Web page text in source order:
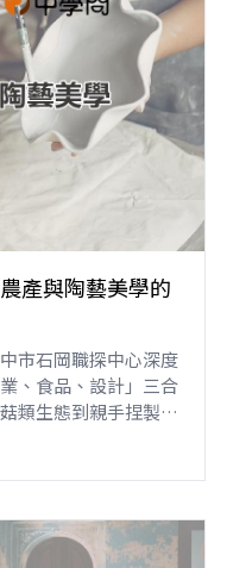
產與陶藝美學的
市石岡職探中心深度
、食品、設計」三合
類生態到親手捏製陶
技術，更是在體驗一
。本文帶領師長走進